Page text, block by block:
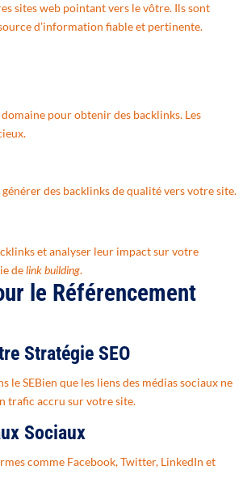
sites web pointant vers le vôtre. Ils sont
d’information fiable et pertinente.
pour obtenir des backlinks. Les
des backlinks de qualité vers votre site.
et analyser leur impact sur votre
delink building.
le Référencement
Stratégie SEO
SEBien que les liens des médias sociaux ne
trafic accru sur votre site.
Sociaux
comme Facebook, Twitter, LinkedIn et